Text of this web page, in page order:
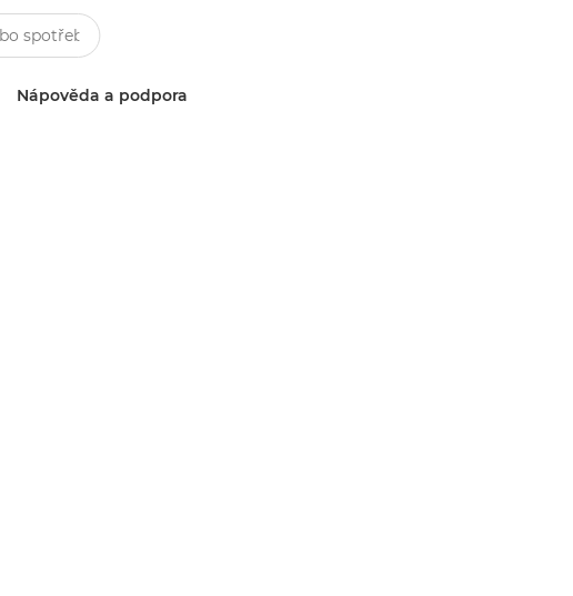
Nápověda a podpora